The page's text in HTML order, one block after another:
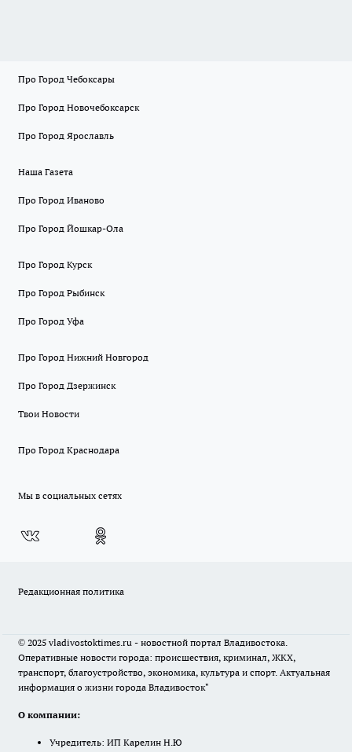
Про Город Чебоксары
Про Город Новочебоксарск
Про Город Ярославль
Наша Газета
Про Город Иваново
Про Город Йошкар-Ола
Про Город Курск
Про Город Рыбинск
Про Город Уфа
Про Город Нижний Новгород
Про Город Дзержинск
Твои Новости
Про Город Краснодара
Мы в социальных сетях
Редакционная политика
© 2025 vladivostoktimes.ru - новостной портал Владивостока.
Оперативные новости города: происшествия, криминал, ЖКХ,
транспорт, благоустройство, экономика, культура и спорт. Актуальная
информация о жизни города Владивосток"
О компании:
Учредитель: ИП Карелин Н.Ю